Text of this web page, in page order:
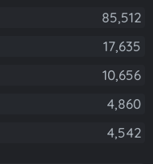
85,512
17,635
10,656
4,860
4,542